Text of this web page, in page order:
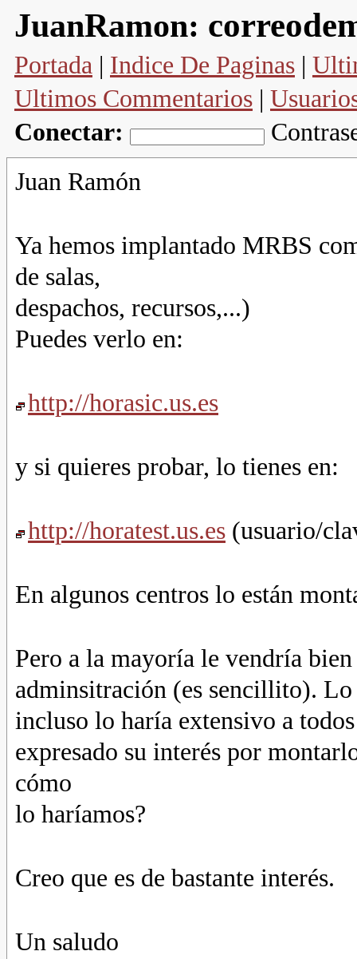
JuanRamon:
Portada | Indice De Paginas |
Ultimos Commentarios |
Conectar:
Juan Ramón
Ya hemos implantado MRBS
de salas,
despachos, recursos,...)
Puedes verlo en:
http://horasic.us.es
y si quieres probar, lo tienes en:
http://horatest.us.es (usuario/
En algunos centros lo están
Pero a la mayoría le vendría
adminsitración (es sencillito).
incluso lo haría extensivo a
expresado su interés por
cómo
lo haríamos?
Creo que es de bastante interés.
Un saludo